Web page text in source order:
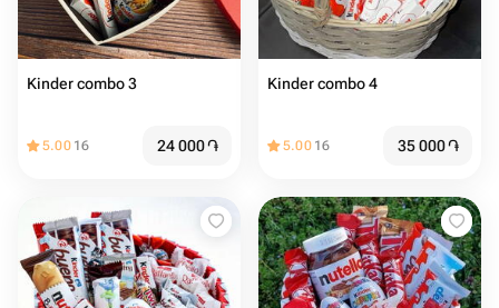
Kinder combo 3
5.00 16 24 000֏
Kinder combo 4
5.00 16 35 000֏